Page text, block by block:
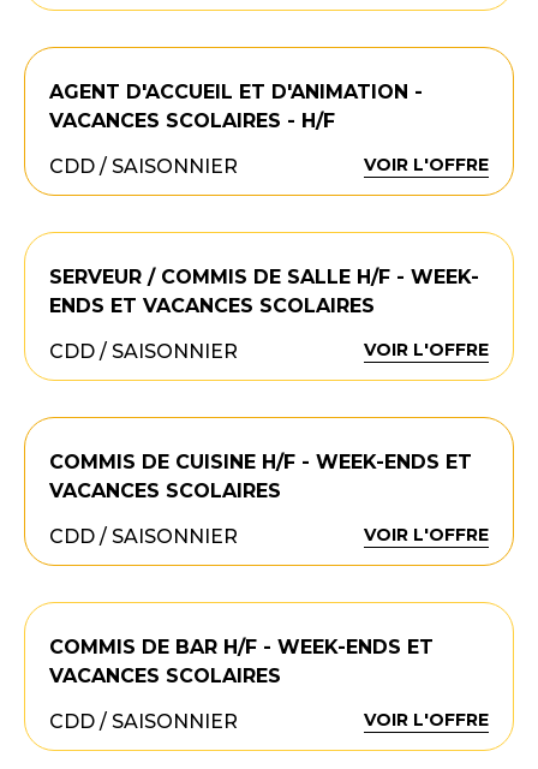
AGENT D'ACCUEIL ET D'ANIMATION -
VACANCES SCOLAIRES - H/F
CDD / SAISONNIER
VOIR L'OFFRE
SERVEUR / COMMIS DE SALLE H/F - WEEK-
ENDS ET VACANCES SCOLAIRES
CDD / SAISONNIER
VOIR L'OFFRE
COMMIS DE CUISINE H/F - WEEK-ENDS ET
VACANCES SCOLAIRES
CDD / SAISONNIER
VOIR L'OFFRE
COMMIS DE BAR H/F - WEEK-ENDS ET
VACANCES SCOLAIRES
CDD / SAISONNIER
VOIR L'OFFRE